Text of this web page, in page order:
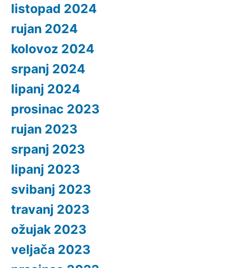
listopad 2024
rujan 2024
kolovoz 2024
srpanj 2024
lipanj 2024
prosinac 2023
rujan 2023
srpanj 2023
lipanj 2023
svibanj 2023
travanj 2023
ožujak 2023
veljača 2023